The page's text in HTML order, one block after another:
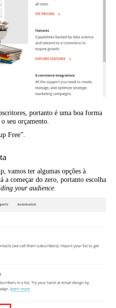
portanto é uma boa forma
seu orçamento.
Free”.
vamos ter algumas opções à
a começar do zero, portanto escolha
your audience.